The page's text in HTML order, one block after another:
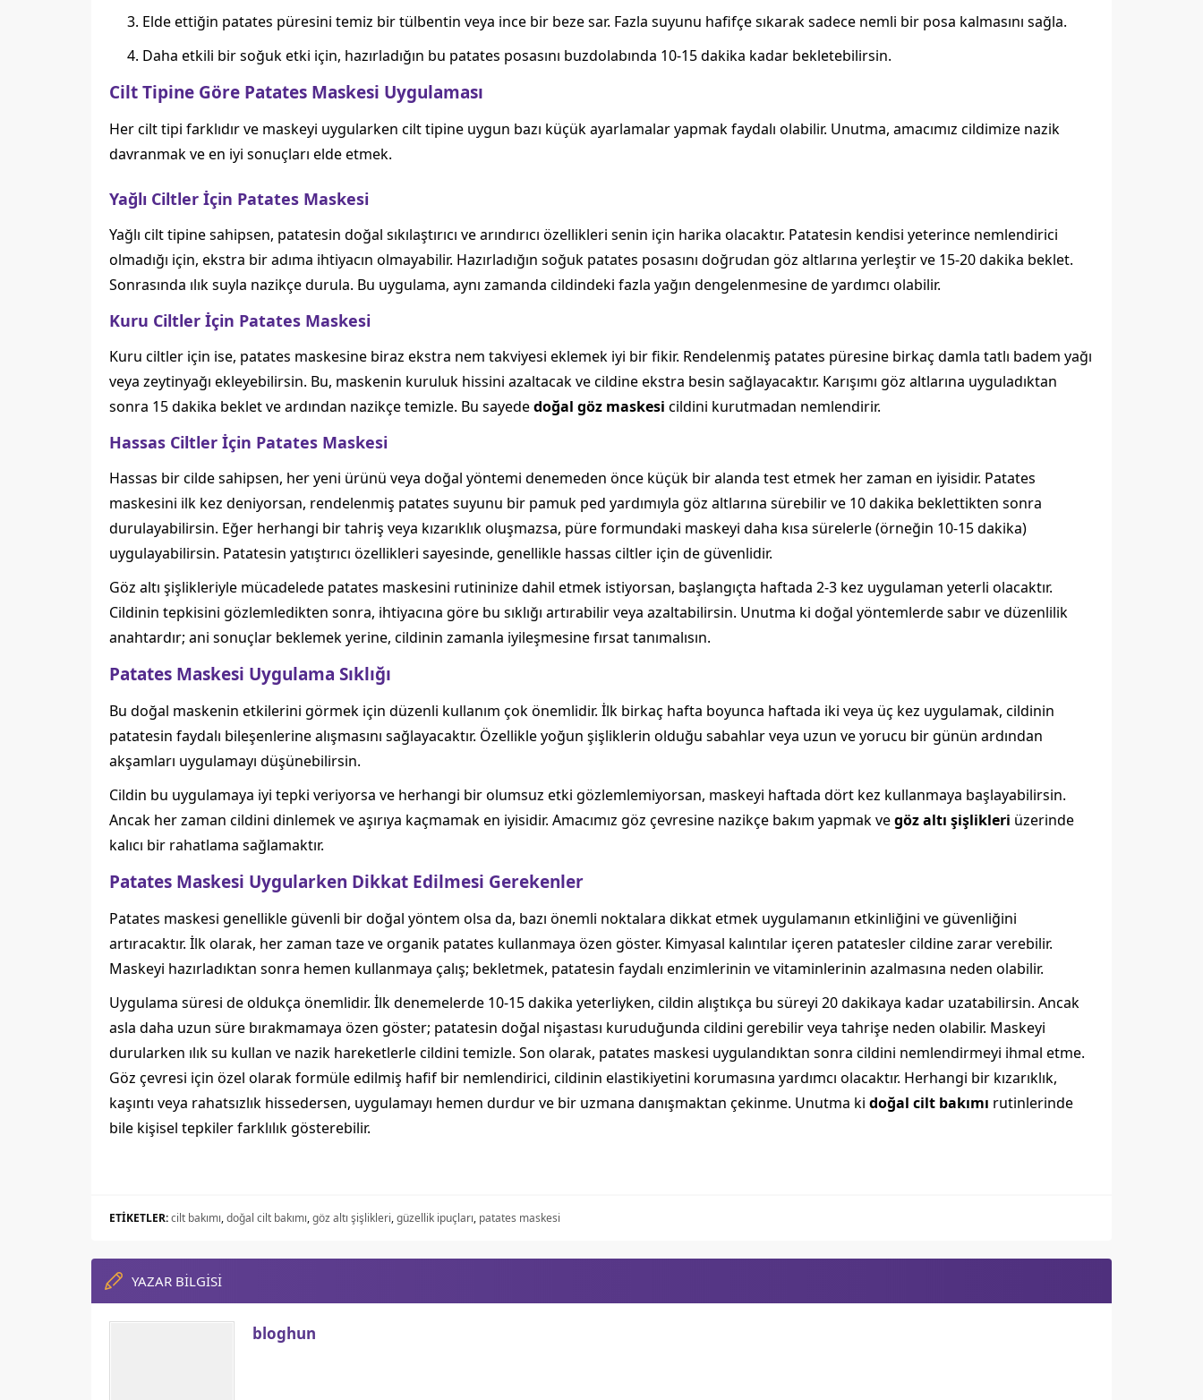
Elde ettiğin patates püresini temiz bir tülbentin veya ince bir beze sar. Fazla suyunu hafifçe sıkarak sadece nemli bir posa kalmasını sağla.
Daha etkili bir soğuk etki için, hazırladığın bu patates posasını buzdolabında 10-15 dakika kadar bekletebilirsin.
Cilt Tipine Göre Patates Maskesi Uygulaması
Her cilt tipi farklıdır ve maskeyi uygularken cilt tipine uygun bazı küçük ayarlamalar yapmak faydalı olabilir. Unutma, amacımız cildimize nazik
davranmak ve en iyi sonuçları elde etmek.
Yağlı Ciltler İçin Patates Maskesi
Yağlı cilt tipine sahipsen, patatesin doğal sıkılaştırıcı ve arındırıcı özellikleri senin için harika olacaktır. Patatesin kendisi yeterince nemlendirici
olmadığı için, ekstra bir adıma ihtiyacın olmayabilir. Hazırladığın soğuk patates posasını doğrudan göz altlarına yerleştir ve 15-20 dakika beklet.
Sonrasında ılık suyla nazikçe durula. Bu uygulama, aynı zamanda cildindeki fazla yağın dengelenmesine de yardımcı olabilir.
Kuru Ciltler İçin Patates Maskesi
Kuru ciltler için ise, patates maskesine biraz ekstra nem takviyesi eklemek iyi bir fikir. Rendelenmiş patates püresine birkaç damla tatlı badem yağı
veya zeytinyağı ekleyebilirsin. Bu, maskenin kuruluk hissini azaltacak ve cildine ekstra besin sağlayacaktır. Karışımı göz altlarına uyguladıktan
sonra 15 dakika beklet ve ardından nazikçe temizle. Bu sayededoğal göz maskesi cildini kurutmadan nemlendirir.
Hassas Ciltler İçin Patates Maskesi
Hassas bir cilde sahipsen, her yeni ürünü veya doğal yöntemi denemeden önce küçük bir alanda test etmek her zaman en iyisidir. Patates
maskesini ilk kez deniyorsan, rendelenmiş patates suyunu bir pamuk ped yardımıyla göz altlarına sürebilir ve 10 dakika beklettikten sonra
durulayabilirsin. Eğer herhangi bir tahriş veya kızarıklık oluşmazsa, püre formundaki maskeyi daha kısa sürelerle (örneğin 10-15 dakika)
uygulayabilirsin. Patatesin yatıştırıcı özellikleri sayesinde, genellikle hassas ciltler için de güvenlidir.
Göz altı şişlikleriyle mücadelede patates maskesini rutininize dahil etmek istiyorsan, başlangıçta haftada 2-3 kez uygulaman yeterli olacaktır.
Cildinin tepkisini gözlemledikten sonra, ihtiyacına göre bu sıklığı artırabilir veya azaltabilirsin. Unutma ki doğal yöntemlerde sabır ve düzenlilik
anahtardır; ani sonuçlar beklemek yerine, cildinin zamanla iyileşmesine fırsat tanımalısın.
Patates Maskesi Uygulama Sıklığı
Bu doğal maskenin etkilerini görmek için düzenli kullanım çok önemlidir. İlk birkaç hafta boyunca haftada iki veya üç kez uygulamak, cildinin
patatesin faydalı bileşenlerine alışmasını sağlayacaktır. Özellikle yoğun şişliklerin olduğu sabahlar veya uzun ve yorucu bir günün ardından
akşamları uygulamayı düşünebilirsin.
Cildin bu uygulamaya iyi tepki veriyorsa ve herhangi bir olumsuz etki gözlemlemiyorsan, maskeyi haftada dört kez kullanmaya başlayabilirsin.
Ancak her zaman cildini dinlemek ve aşırıya kaçmamak en iyisidir. Amacımız göz çevresine nazikçe bakım yapmak vegöz altı şişlikleri üzerinde
kalıcı bir rahatlama sağlamaktır.
Patates Maskesi Uygularken Dikkat Edilmesi Gerekenler
Patates maskesi genellikle güvenli bir doğal yöntem olsa da, bazı önemli noktalara dikkat etmek uygulamanın etkinliğini ve güvenliğini
artıracaktır. İlk olarak, her zaman taze ve organik patates kullanmaya özen göster. Kimyasal kalıntılar içeren patatesler cildine zarar verebilir.
Maskeyi hazırladıktan sonra hemen kullanmaya çalış; bekletmek, patatesin faydalı enzimlerinin ve vitaminlerinin azalmasına neden olabilir.
Uygulama süresi de oldukça önemlidir. İlk denemelerde 10-15 dakika yeterliyken, cildin alıştıkça bu süreyi 20 dakikaya kadar uzatabilirsin. Ancak
asla daha uzun süre bırakmamaya özen göster; patatesin doğal nişastası kuruduğunda cildini gerebilir veya tahrişe neden olabilir. Maskeyi
durularken ılık su kullan ve nazik hareketlerle cildini temizle. Son olarak, patates maskesi uygulandıktan sonra cildini nemlendirmeyi ihmal etme.
Göz çevresi için özel olarak formüle edilmiş hafif bir nemlendirici, cildinin elastikiyetini korumasına yardımcı olacaktır. Herhangi bir kızarıklık,
kaşıntı veya rahatsızlık hissedersen, uygulamayı hemen durdur ve bir uzmana danışmaktan çekinme. Unutma ki doğal cilt bakımı rutinlerinde
bile kişisel tepkiler farklılık gösterebilir.
ETİKETLER:cilt bakımı,doğal cilt bakımı,göz altı şişlikleri,güzellik ipuçları, patates maskesi
YAZAR BİLGİSİ
bloghun